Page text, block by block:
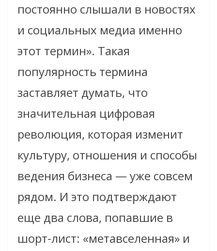
постоянно слышали в новостях
и социальных медиа именно
этот термин». Такая
популярность термина
заставляет думать, что
значительная цифровая
революция, которая изменит
культуру, отношения и способы
ведения бизнеса — уже совсем
рядом. И это подтверждают
еще два слова, попавшие в
шорт-лист: «метавселенная» и